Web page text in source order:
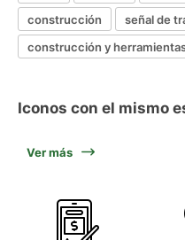
construcción
señal de
construcción y
Iconos con el mismo
Ver más